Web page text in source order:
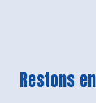
Restons